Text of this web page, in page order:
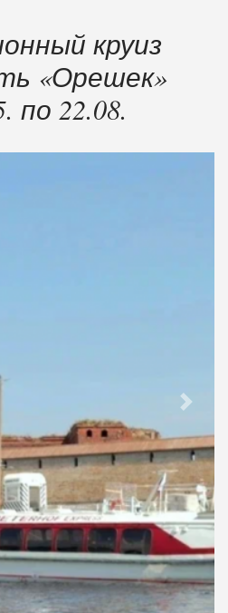
круиз
«Орешек»
по 22.08.
Next